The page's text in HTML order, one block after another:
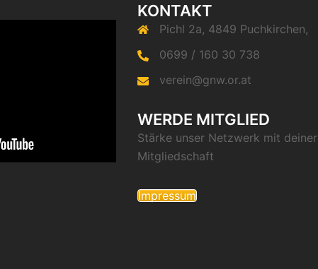
KONTAKT
Pichl 2a, 4849 Puchkirchen,
0699 / 160 30 738
verein@gnw.or.at
WERDE MITGLIED
Stärke unser Netzwerk mit deiner
Mitgliedschaft
Impressum